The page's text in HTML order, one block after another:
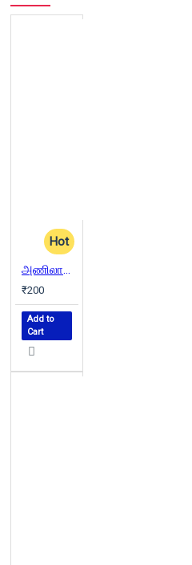
Hot
அணிலாடும் முன்றில்
₹200
Add to
Cart